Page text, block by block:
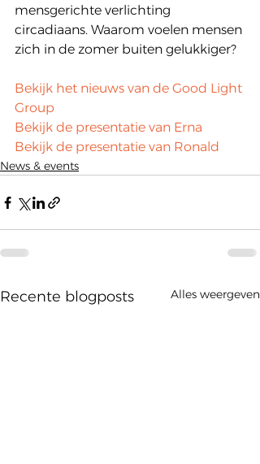
mensgerichte verlichting
circadiaans. Waarom voelen mensen
zich in de zomer buiten gelukkiger?
Bekijk het nieuws van de Good Light
Group
Bekijk de presentatie van Erna
Bekijk de presentatie van Ronald
News & events
Recente blogposts Alles weergeven